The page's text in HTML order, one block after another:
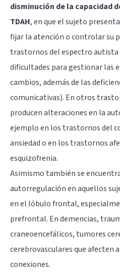
disminución de la capacidad
TDAH, en que el sujeto
fijar la atención o controlar su
trastornos del espectro autista
dificultades para gestionar las
cambios, además de las
comunicativas). En otros
producen alteraciones en la
ejemplo en los trastornos del
ansiedad o en los trastornos
esquizofrenia.
Asimismo también se
autorregulación en aquellos
en el lóbulo frontal,
prefrontal. En demencias,
craneoencefálicos, tumores
cerebrovasculares que afecten
conexiones.